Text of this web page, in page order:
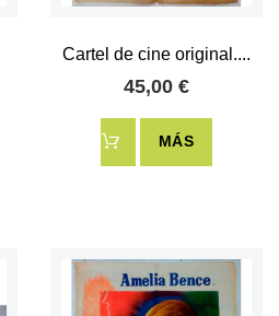
Cartel de cine original....
45,00 €
MÁS